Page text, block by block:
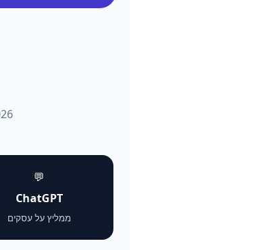
💬
ChatGPT
ממליץ על עסקים